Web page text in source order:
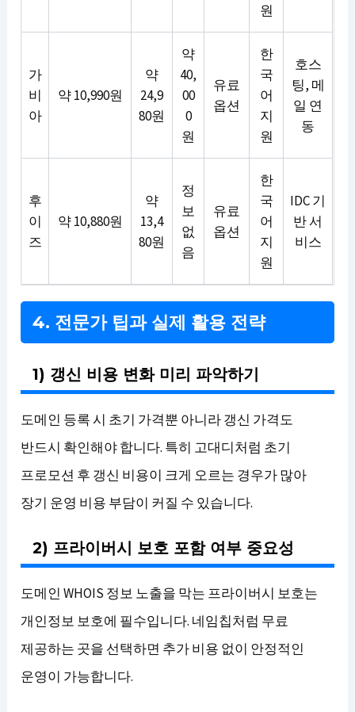
원
가
비
아
약 10,990원
약
24,9
80원
약
40,
00
0
원
유료
옵션
한
국
어
지
원
호스
팅, 메
일 연
동
후
이
즈
약 10,880원
약
13,4
80원
정
보
없
음
유료
옵션
한
국
어
지
원
IDC 기
반 서
비스
4. 전문가 팁과 실제 활용 전략
1) 갱신 비용 변화 미리 파악하기
도메인 등록 시 초기 가격뿐 아니라 갱신 가격도
반드시 확인해야 합니다. 특히 고대디처럼 초기
프로모션 후 갱신 비용이 크게 오르는 경우가 많아
장기 운영 비용 부담이 커질 수 있습니다.
2) 프라이버시 보호 포함 여부 중요성
도메인 WHOIS 정보 노출을 막는 프라이버시 보호는
개인정보 보호에 필수입니다. 네임칩처럼 무료
제공하는 곳을 선택하면 추가 비용 없이 안정적인
운영이 가능합니다.